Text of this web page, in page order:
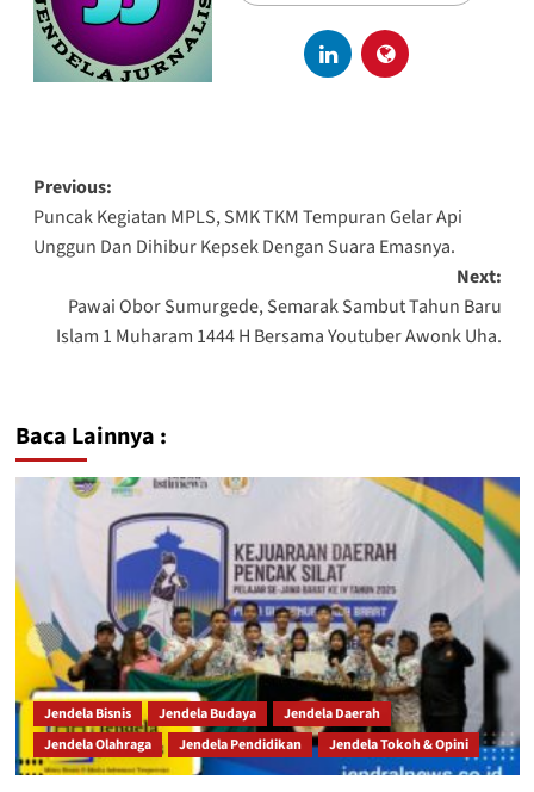
Previous:
Puncak Kegiatan MPLS, SMK TKM Tempuran Gelar Api
Unggun Dan Dihibur Kepsek Dengan Suara Emasnya.
Next:
Pawai Obor Sumurgede, Semarak Sambut Tahun Baru
Islam 1 Muharam 1444 H Bersama Youtuber Awonk Uha.
Baca Lainnya :
Jendela Bisnis Jendela Budaya
Jendela Daerah
Jendela Olahraga
Jendela Pendidikan Jendela Tokoh & Opini